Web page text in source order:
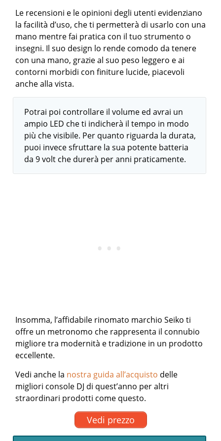
Le recensioni e le opinioni degli utenti evidenziano
la facilità d’uso, che ti permetterà di usarlo con una
mano mentre fai pratica con il tuo strumento o
insegni. Il suo design lo rende comodo da tenere
con una mano, grazie al suo peso leggero e ai
contorni morbidi con finiture lucide, piacevoli
anche alla vista.
Potrai poi controllare il volume ed avrai un
ampio LED che ti indicherà il tempo in modo
più che visibile. Per quanto riguarda la durata,
puoi invece sfruttare la sua potente batteria
da 9 volt che durerà per anni praticamente.
Insomma, l’affidabile rinomato marchio Seiko ti
offre un metronomo che rappresenta il connubio
migliore tra modernità e tradizione in un prodotto
eccellente.
Vedi anche la nostra guida all’acquisto delle
migliori console DJ di quest’anno per altri
straordinari prodotti come questo.
Vedi prezzo